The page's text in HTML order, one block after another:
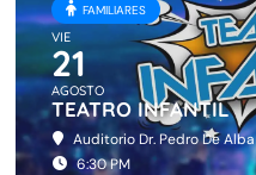
FAMILIARES
VIE
21
AGOSTO
TEATRO INFANTIL
Auditorio Dr. Pedro De Alba
6:30 PM